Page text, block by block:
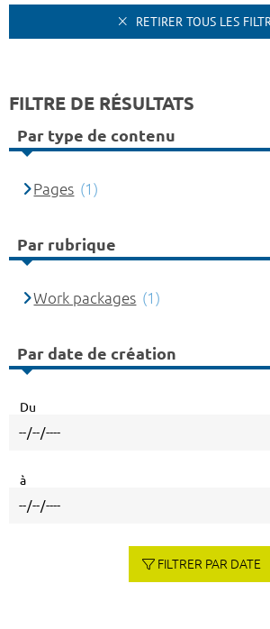
RETIRER TOUS LES
FILTRE DE RÉSULTATS
Par type de contenu
Pages (1)
Par rubrique
Work packages (1)
Par date de création
Du
à
FILTRER PAR DATE